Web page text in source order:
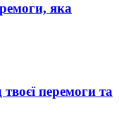
яка
перемоги та